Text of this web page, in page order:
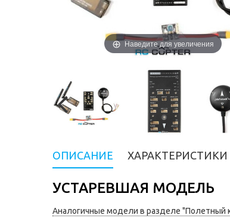
Наведите для увеличения
ОПИСАНИЕ ХАРАКТЕРИСТИКИ
УСТАРЕВШАЯ МОДЕЛЬ
Аналогичные модели в разделе "Полетный